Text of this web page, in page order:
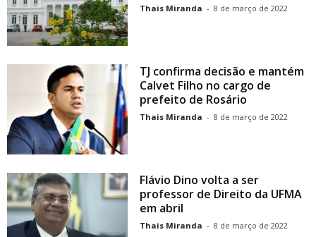
Thais Miranda - 8 de março de 2022
TJ confirma decisão e mantém
Calvet Filho no cargo de
prefeito de Rosário
Thais Miranda - 8 de março de 2022
Flávio Dino volta a ser
professor de Direito da UFMA
em abril
Thais Miranda - 8 de março de 2022